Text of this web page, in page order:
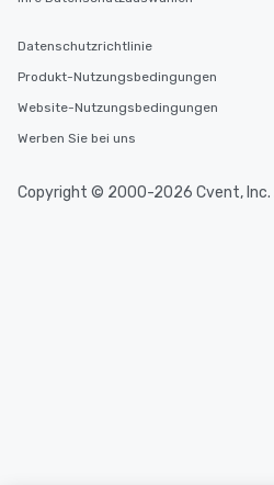
Datenschutzrichtlinie
Produkt-Nutzungsbedingungen
Website-Nutzungsbedingungen
Werben Sie bei uns
Copyright © 2000-2026 Cvent, Inc.